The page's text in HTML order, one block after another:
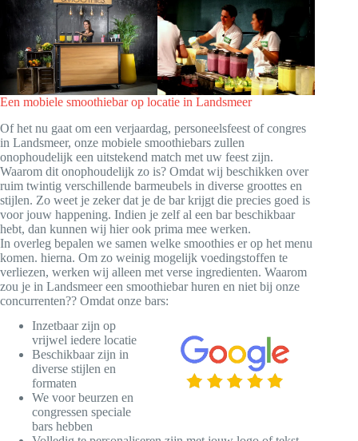
Een mobiele smoothiebar op locatie in Landsmeer
Of het nu gaat om een verjaardag, personeelsfeest of congres
in Landsmeer, onze mobiele smoothiebars zullen
onophoudelijk een uitstekend match met uw feest zijn.
Waarom dit onophoudelijk zo is? Omdat wij beschikken over
ruim twintig verschillende barmeubels in diverse groottes en
stijlen. Zo weet je zeker dat je de bar krijgt die precies goed is
voor jouw happening. Indien je zelf al een bar beschikbaar
hebt, dan kunnen wij hier ook prima mee werken.
In overleg bepalen we samen welke smoothies er op het menu
komen. hierna. Om zo weinig mogelijk voedingstoffen te
verliezen, werken wij alleen met verse ingredienten. Waarom
zou je in Landsmeer een smoothiebar huren en niet bij onze
concurrenten?? Omdat onze bars:
Inzetbaar zijn op
vrijwel iedere locatie
Beschikbaar zijn in
diverse stijlen en
formaten
We voor beurzen en
congressen speciale
bars hebben